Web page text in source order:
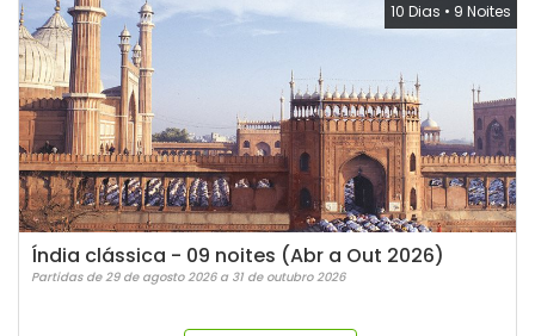
10 Dias • 9 Noites
Índia clássica - 09 noites (Abr a Out 2026)
Partidas de 29 de agosto 2026 a 31 de outubro 2026